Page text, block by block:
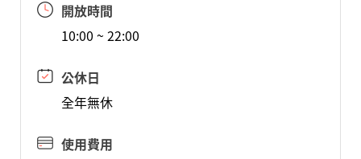
開放時間
10:00 ~ 22:00
公休日
全年無休
使用費用